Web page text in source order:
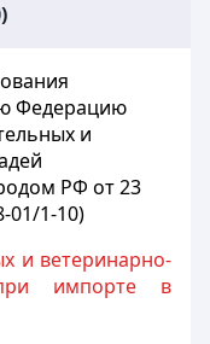
Федерацию
и
РФ от 23
01/1-10)
и ветеринарно-
при импорте в